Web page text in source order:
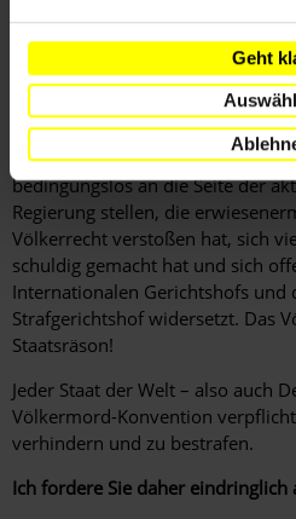
Geht
Ordnung auf der Basis des
Geltung der Menschenrechte
Nationen."
Wenn Sie diese Worte ernst
bedingungslos an die Seite der
Regierung stellen, die
Völkerrecht verstoßen hat, sich
schuldig gemacht hat und sich
Internationalen Gerichtshofs und
Strafgerichtshof widersetzt. Das
Staatsräson!
Jeder Staat der Welt – also auch
Völkermord-Konvention
verhindern und zu bestrafen.
Ich fordere Sie daher eindringlich